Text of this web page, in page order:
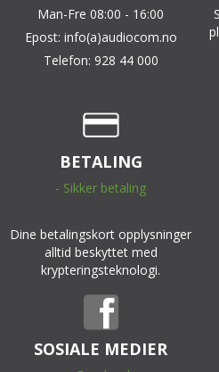
Man-Fre 08:00 - 16:00
Epost: info(a)audiocom.no
Telefon: 928 44 000
BETALING
- Sikker betaling
Dine betalingskort opplysninger
alltid beskyttet med
krypteringsteknologi.
SOSIALE MEDIER